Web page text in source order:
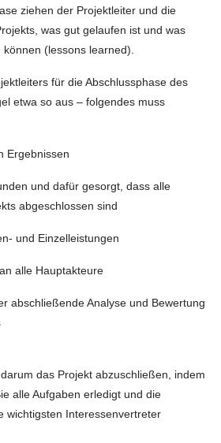
ziehen der Projektleiter und die
was gut gelaufen ist und was
(lessons learned).
für die Abschlussphase des
etwa so aus – folgendes muss
Ergebnissen
und dafür gesorgt, dass alle
abgeschlossen sind
und Einzelleistungen
alle Hauptakteure
abschließende Analyse und Bewertung
das Projekt abzuschließen, indem
alle Aufgaben erledigt und die
wichtigsten Interessenvertreter